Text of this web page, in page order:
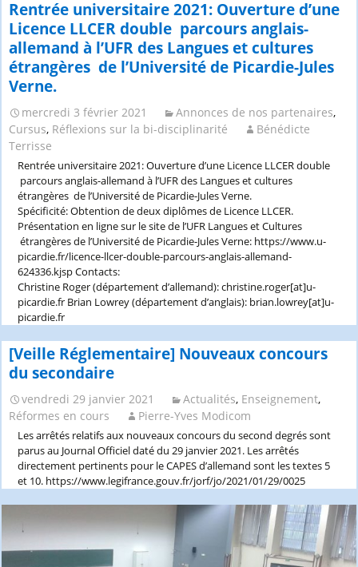
–
Jaurès
associative
sur
la
réforme
de
la
des
enseignants
Rentrée universitaire 2021: Ouverture d’une
Licence LLCER double parcours anglais-
allemand à l’UFR des Langues et cultures
étrangères de l’Université de Picardie-Jules
Verne.
mercredi 3 février 2021 Annonces de nos partenaires,
Cursus, Réflexions sur la bi-disciplinarité
Bénédicte
Terrisse
Rentrée universitaire 2021: Ouverture d’une Licence LLCER double
parcours anglais-allemand à l’UFR des Langues et cultures
étrangères de l’Université de Picardie-Jules Verne.
Spécificité: Obtention de deux diplômes de Licence LLCER.
Présentation en ligne sur le site de l’UFR Langues et Cultures
étrangères de l’Université de Picardie-Jules Verne: https://www.u-
picardie.fr/licence-llcer-double-parcours-anglais-allemand-
624336.kjsp Contacts:
Christine Roger (département d’allemand): christine.roger[at]u-
picardie.fr Brian Lowrey (département d’anglais): brian.lowrey[at]u-
picardie.fr
[Veille Réglementaire] Nouveaux concours
du secondaire
vendredi 29 janvier 2021 Actualités, Enseignement,
Réformes en cours
Pierre-Yves Modicom
Les arrêtés relatifs aux nouveaux concours du second degrés sont
parus au Journal Officiel daté du 29 janvier 2021. Les arrêtés
directement pertinents pour le CAPES d’allemand sont les textes 5
et 10. https://www.legifrance.gouv.fr/jorf/jo/2021/01/29/0025